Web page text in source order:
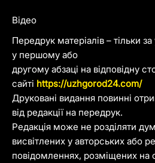
Передрук матеріалів – тільки
у першому або
другому абзаці на відповідну
сайті https://uzhgorod24.com/
Друковані видання повинні
від редакції на передрук.
Редакція може не розділяти
висвітлених у авторських або
повідомленнях, розміщених на
Відео